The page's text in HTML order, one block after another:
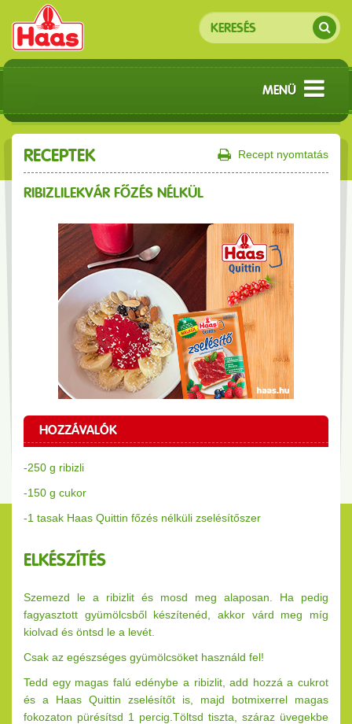
MENÜ
RECEPTEK Recept nyomtatás
RIBIZLILEKVÁR FŐZÉS NÉLKÜL
HOZZÁVALÓK
-250 g ribizli
-150 g cukor
-1 tasak Haas Quittin főzés nélküli zselésítőszer
ELKÉSZÍTÉS
Szemezd le a ribizlit és mosd meg alaposan. Ha pedig
fagyasztott gyümölcsből készítenéd, akkor várd meg míg
kiolvad és öntsd le a levét.
Csak az egészséges gyümölcsöket használd fel!
Tedd egy magas falú edénybe a ribizlit, add hozzá a cukrot
és a Haas Quittin zselésítőt is, majd botmixerrel magas
fokozaton pürésítsd 1 percig.Töltsd tiszta, száraz üvegekbe